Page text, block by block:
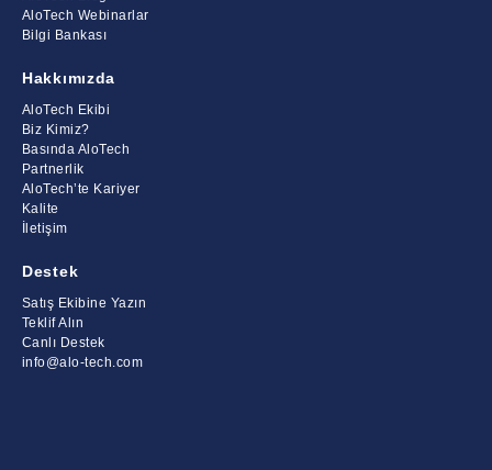
AloTech Webinarlar
Bilgi Bankası
Hakkımızda
AloTech Ekibi
Biz Kimiz?
Basında AloTech
Partnerlik
AloTech’te Kariyer
Kalite
İletişim
Destek
Satış Ekibine Yazın
Teklif Alın
Canlı Destek
info@alo-tech.com